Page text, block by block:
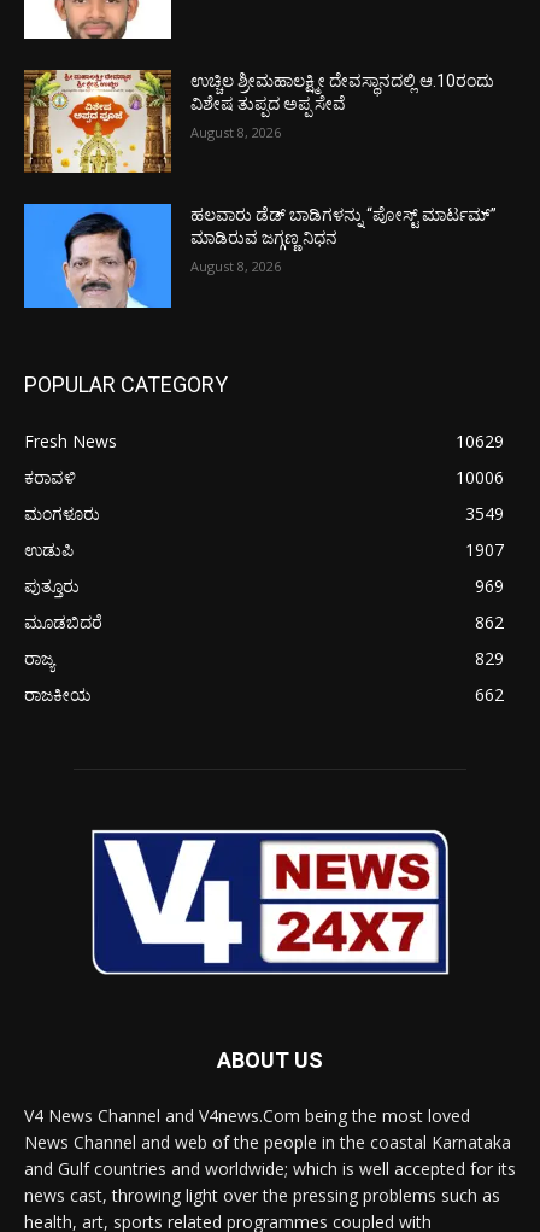
ಉಚ್ಚಿಲ ಶ್ರೀಮಹಾಲಕ್ಷ್ಮೀ ದೇವಸ್ಥಾನದಲ್ಲಿ ಆ.10ರಂದು
ವಿಶೇಷ ತುಪ್ಪದ ಅಪ್ಪ ಸೇವೆ
August 8, 2026
ಹಲವಾರು ಡೆಡ್ ಬಾಡಿಗಳನ್ನು “ಪೋಸ್ಟ್ ಮಾರ್ಟಮ್”
ಮಾಡಿರುವ ಜಗ್ಗಣ್ಣ ನಿಧನ
August 8, 2026
POPULAR CATEGORY
Fresh News
10629
ಕರಾವಳಿ
10006
ಮಂಗಳೂರು
3549
ಉಡುಪಿ
1907
ಪುತ್ತೂರು
969
ಮೂಡಬಿದರೆ
862
ರಾಜ್ಯ
829
ರಾಜಕೀಯ
662
ABOUT US
V4 News Channel and V4news.Com being the most loved
News Channel and web of the people in the coastal Karnataka
and Gulf countries and worldwide; which is well accepted for its
news cast, throwing light over the pressing problems such as
health, art, sports related programmes coupled with